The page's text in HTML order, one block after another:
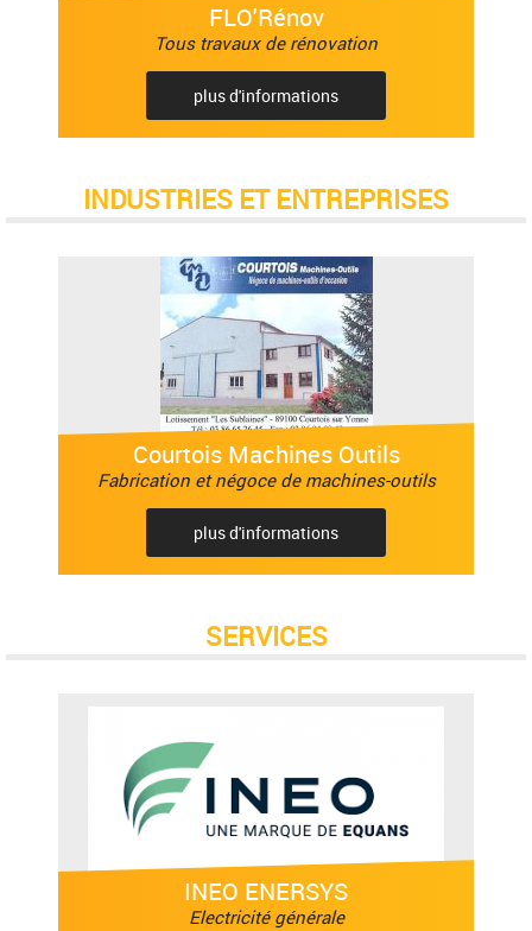
FLO'Rénov
Tous travaux de rénovation
plus d'informations
INDUSTRIES ET ENTREPRISES
Courtois Machines Outils
Fabrication et négoce de machines-outils
plus d'informations
SERVICES
INEO ENERSYS
Electricité générale